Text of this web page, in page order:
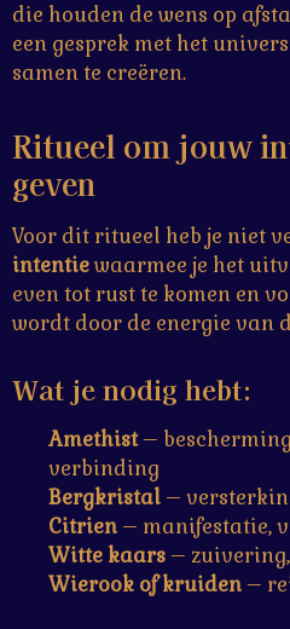
die houden de wens op
een gesprek met het
samen te creëren.
Ritueel om jouw
geven
Voor dit ritueel heb je niet
intentiewaarmee je het
even tot rust te komen en
wordt door de energie van
Wat je nodig hebt:
Amethist–
verbinding
Bergkristal –
Citrien– manifestatie,
Witte kaars –
Wierook of kruiden–